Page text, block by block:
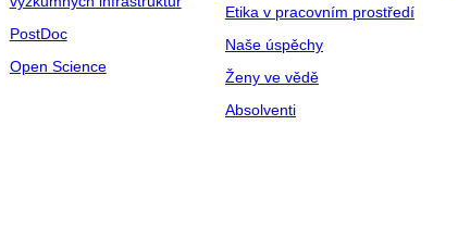
PostDoc
Open Science
Etika v pracovním prostředí
Naše úspěchy
Ženy ve vědě
Absolventi